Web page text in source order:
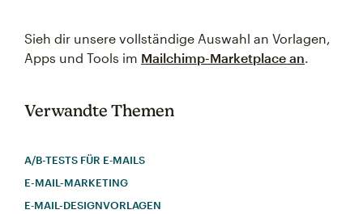
Sieh dir unsere vollständige Auswahl an Vorlagen,
Apps und Tools im Mailchimp-Marketplace an.
Verwandte Themen
A/B-TESTS FÜR E‑MAILS
E-MAIL-MARKETING
E‑MAIL-DESIGNVORLAGEN